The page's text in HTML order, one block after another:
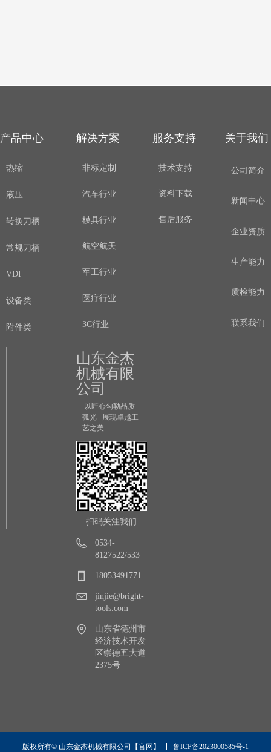
产品中心
热缩
液压
转换刀柄
常规刀柄
VDI
设备类
附件类
非标定制
汽车行业
模具行业
航空航天
军工行业
医疗行业
3C行业
解决方案
技术支持
资料下载
售后服务
服务支持
公司简介
新闻中心
企业资质
生产能力
质检能力
联系我们
关于我们
扫码关注我们
0534-
8127522/533
18053491771
jinjie@bright-
tools.com
山东省德州市
经济技术开发
区崇德五大道
2375号
山东金杰
机械有限
公司
以匠心勾勒品质
弧光 展现卓越工
艺之美
版权所有© 山东金杰机械有限公司【官网】 鲁ICP备2023000585号-1